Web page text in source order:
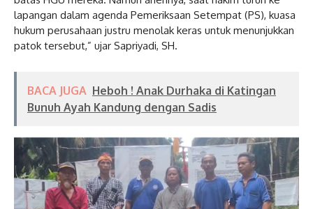
lapangan dalam agenda Pemeriksaan Setempat (PS), kuasa
hukum perusahaan justru menolak keras untuk menunjukkan
patok tersebut,” ujar Sapriyadi, SH.
BACA JUGA Heboh ! Anak Durhaka di Katingan
Bunuh Ayah Kandung dengan Sadis